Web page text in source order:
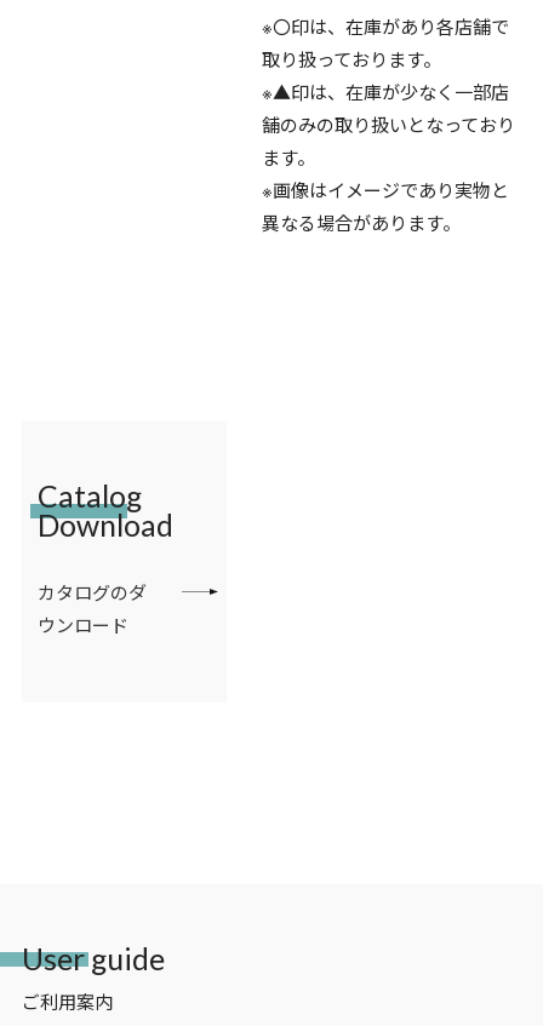
※〇印は、在庫があり各店舗で
取り扱っております。
※▲印は、在庫が少なく一部店
舗のみの取り扱いとなっており
ます。
※画像はイメージであり実物と
異なる場合があります。
Catalog
Download
カタログのダ
ウンロード
User guide
ご利用案内